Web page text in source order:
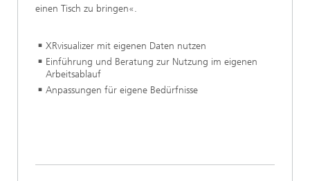
einen Tisch zu bringen«.
XRvisualizer mit eigenen Daten nutzen
Einführung und Beratung zur Nutzung im eigenen
Arbeitsablauf
Anpassungen für eigene Bedürfnisse